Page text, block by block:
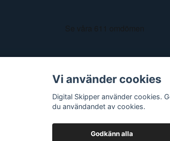
Vi använder cookies
Digital Skipper använder cookies.
du användandet av cookies.
Godkänn alla